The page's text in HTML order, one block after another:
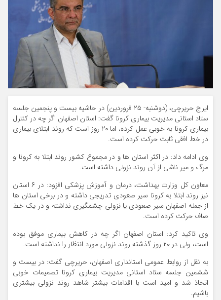
ایرج حریرچی، (دوشنبه- ۲۵ فروردین) در حاشیه بیست و پنجمین جلسه
ستاد استانی مدیریت بیماری کرونا گفت: استان اصفهان اگر چه در کنترل
بیماری کرونا به خوبی عمل کرده، اما ۲۰ روز است که روند ابتلای بیماری
در خط افقی ثابت حرکت کرده است.
وی ادامه داد: در اکثر استان ها و در مجموع کشور روند ابتلا به کرونا و
مرگ و میر ناشی از آن روند نزولی داشته است.
معاون کل وزارت بهداشت، درمان و آموزش پزشکی افزود: در ۶ استان
نیز روند ابتلا به کرونا سیر صعودی تدریجی داشته و در برخی استان ها
از جمله اصفهان سیر صعودی یا نزولی چشمگیری نداشته و در یک خط
صاف حرکت کرده است.
وی تاکید کرد: استان اصفهان اگر چه در کاهش بیماری موفق بوده
است، ولی در ۲۰ روز گذشته روند نزولی مورد انتظار را نداشته است.
به نقل از روابط عمومی استانداری اصفهان، حریرچی گفت: در بیست و
ششمین جلسه ستاد استانی مدیریت بیماری کرونا تصمیمات خوبی
اتخاذ شد و امید است با اقدامات بیشتر شاهد روند نزولی بیشتری
باشیم.